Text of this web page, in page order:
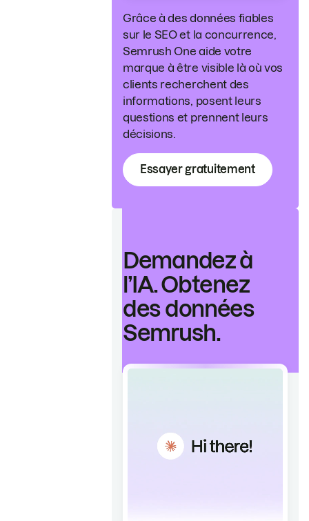
Grâce à des données fiables
sur le SEO et la concurrence,
Semrush One aide votre
marque à être visible là où vos
clients recherchent des
informations, posent leurs
questions et prennent leurs
décisions.
Essayer gratuitement
Demandez à
l’IA. Obtenez
des données
Semrush.